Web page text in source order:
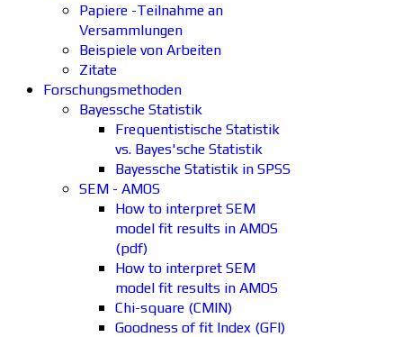
Papiere -Teilnahme an
Versammlungen
Beispiele von Arbeiten
Zitate
Forschungsmethoden
Bayessche Statistik
Frequentistische Statistik
vs. Bayes'sche Statistik
Bayessche Statistik in SPSS
SEM - AMOS
How to interpret SEM
model fit results in AMOS
(pdf)
How to interpret SEM
model fit results in AMOS
Chi-square (CMIN)
Goodness of fit Index (GFI)